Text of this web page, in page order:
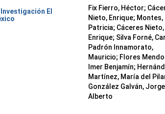
El
Fix Fierro, Héctor;
Nieto, Enrique; Montes,
Patricia; Cáceres Nieto,
Enrique; Silva Forné,
Padrón Innamorato,
Mauricio; Flores
Imer Benjamín;
Martínez, María del
González Galván, Jorge
Alberto